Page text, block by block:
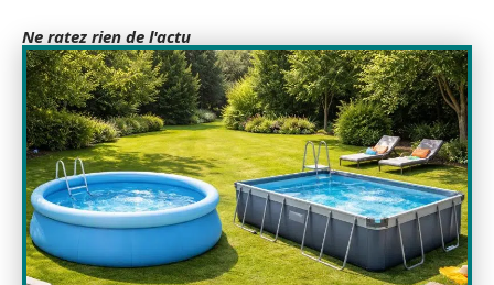
Ne ratez rien de l'actu